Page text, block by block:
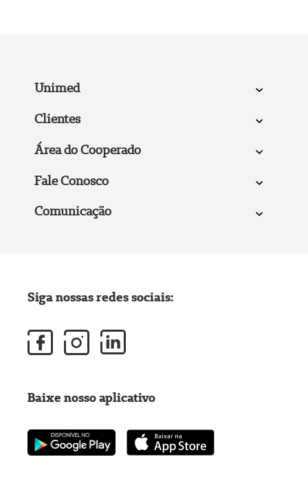
Unimed
Clientes
Área do Cooperado
Fale Conosco
Comunicação
Siga nossas redes sociais:
Baixe nosso aplicativo